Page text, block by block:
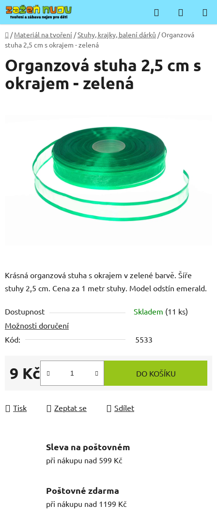
Přejít
na
obsah
Hledat
KOŠÍK
Domů
/ Materiál na tvoření /Stuhy, krajky, balení dárků /Organzová
stuha 2,5 cm s okrajem - zelená
Krásná organzová stuha s okrajem v zelené barvě. Šíře
stuhy 2,5 cm. Cena za 1 metr stuhy. Model odstín emerald.
Dostupnost Skladem (11 ks)
Možnosti doručení
Kód:
5533
9 Kč
Měrná cena:
DO KOŠÍKU
Tisk Zeptat se Sdílet
Organzová stuha 2,5 cm s
okrajem - zelená
Sleva na poštovném
při nákupu nad 599 Kč
Poštovné zdarma
při nákupu nad 1199 Kč